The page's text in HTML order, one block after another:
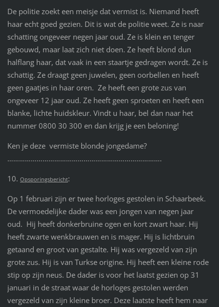
De politie zoekt een meisje dat vermist is. Niemand heeft
haar echt goed gezien. Dit is wat de politie weet. Ze is naar
schatting ongeveer negen jaar oud. Ze is klein en tenger
gebouwd, maar laat zich niet doen. Ze heeft blond dun
halflang haar, dat vaak in een staartje gedragen wordt. Ze is
schattig. Ze draagt geen juwelen, geen oorbellen en heeft
geen gaatjes in haar oren. Ze heeft een grote zus van
ongeveer 12 jaar oud. Ze heeft geen sproeten en heeft een
blanke, lichte huidskleur. Vindt u haar, bel dan naar het
nummer 0800 30 300 en dan krijg je een beloning!
Ken je deze vermiste blonde jongedame?
…………………………………………………………………….
10. Opsporingsbericht:
Op 1 februari zijn er twee horloges gestolen in Schaarbeek.
De vermoedelijke dader was een jongen van negen jaar
oud. Hij heeft donkerbruine ogen en kort zwart haar. Hij
heeft zwarte wenkbrauwen en is mager. Hij is lichtbruin
getaand en groot van gestalte. Hij was vergezeld van zijn
grote zus. Hij is van Turkse origine. Hij heeft een kleine rode
stip op zijn neus. De dader is voor het laatst gezien op 31
januari in de straat waar de horloges gestolen werden
vergezeld van zijn kleine broer. Deze laatste heeft hem naar